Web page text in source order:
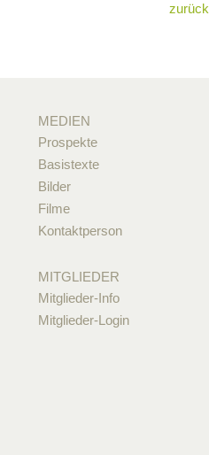
zurück
MEDIEN
Prospekte
Basistexte
Bilder
Filme
Kontaktperson
MITGLIEDER
Mitglieder-Info
Mitglieder-Login